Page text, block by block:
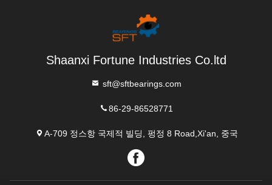
Shaanxi Fortune Industries Co.ltd
sft@sftbearings.com
86-29-86528771
A-709 정스항 국제적 빌딩, 펑정 8 Road,Xi'an, 중국